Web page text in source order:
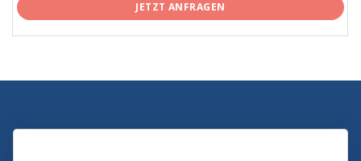
JETZT ANFRAGEN